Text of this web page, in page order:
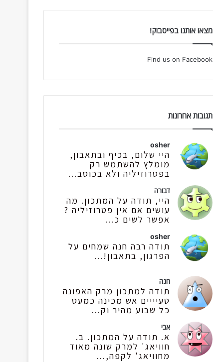
מצאו אותנו בפייסבוק!
Find us on Facebook
תגובות אחרונות
osher
היי שלום, בכיף ובתאבון,
מומלץ להשתמש רק
בפטרוזיליה ולא בכוסב...
דבורה
היי, תודה על המתכון. מה
עושים אם אין פטרוזיליה ?
אפשר לשים כ...
osher
תודה רבה חנה שמחים על
הפרגון, בתאבון!...
חנה
תודה למתכון מרק האפונה
טעיייים אש מכינה כמעט
כל שבוע מהיר וק...
אבי
א. תודה על המתכון. ב.
חוויאג' למרק שונה מאוד
מחוויאג' לקפה,...